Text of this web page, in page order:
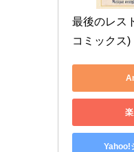
最後のレス
コミックス)
Yahoo!